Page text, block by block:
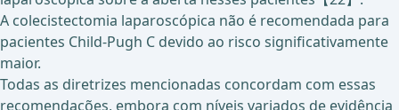
A colecistectomia laparoscópica não é recomendada para
pacientes Child-Pugh C devido ao risco significativamente
maior.
Todas as diretrizes mencionadas concordam com essas
recomendações, embora com níveis variados de evidência